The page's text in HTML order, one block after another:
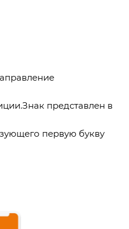
представлен в
первую букву